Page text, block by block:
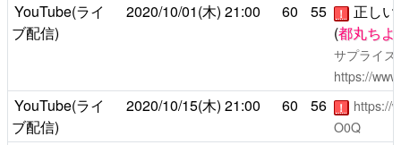
YouTube(ライ
ブ配信)
2020/10/01(木) 21:00 60 55 ！
正し
(都丸ちよ
サプライズ
https://
YouTube(ライ
ブ配信)
2020/10/15(木) 21:00 60 56 ！
https://
O0Q